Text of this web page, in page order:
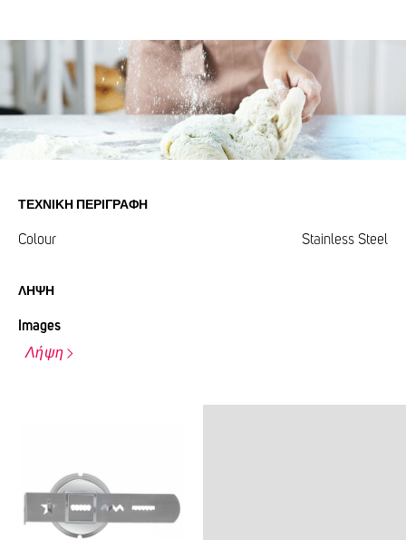
ΤΕΧΝΙΚΉ ΠΕΡΙΓΡΑΦΉ
Colour Stainless Steel
ΛΉΨΗ
Images
Λήψη